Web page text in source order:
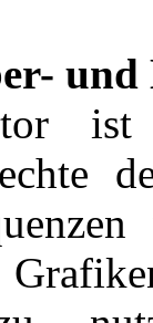
und
ist